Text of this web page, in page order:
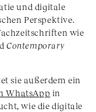
und digitale
Perspektive.
wie
Contemporary
sie außerdem ein
WhatsApp in
wie die digitale